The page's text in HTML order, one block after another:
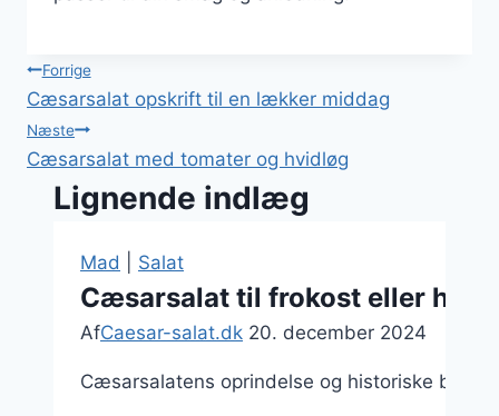
Indlægsnavigation
Forrige
Cæsarsalat opskrift til en lækker middag
Næste
Cæsarsalat med tomater og hvidløg
Lignende indlæg
Mad Salat
Cæsarsalat til frokost eller
AfCaesar-salat.dk 20. december 2024
Cæsarsalatens oprindelse og historiske